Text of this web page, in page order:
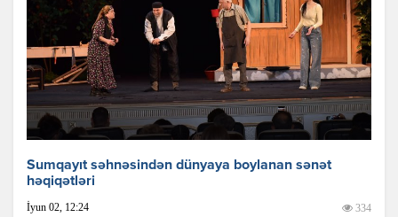
Sumqayıt səhnəsindən dünyaya boylanan sənət
həqiqətləri
İyun 02, 12:24 334